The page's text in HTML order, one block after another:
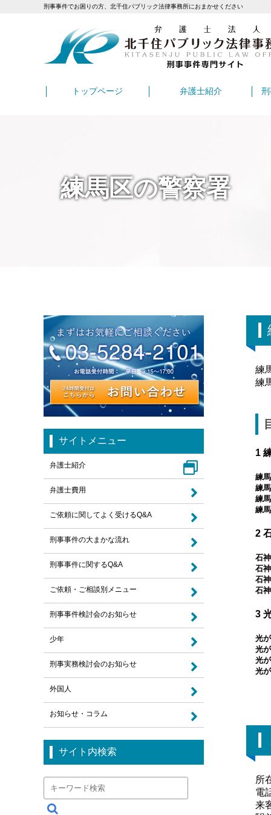
刑事事件でお困りの方、北千住パブリック法律事務所におまかせください
トップページ 弁護士紹介
練馬区の警察署
サイトメニュー
弁護士紹介
弁護士費用
ご依頼に関してよく受けるQ&A
刑事事件の大まかな流れ
刑事事件に関するQ&A
ご依頼・ご相談別メニュー
刑事事件検討会のお知らせ
少年
刑事実務検討会のお知らせ
外国人
お知らせ・コラム
サイト内検索
練
練
1
練
練
練
練
2
石
石
石
石
3
光
光
光
光
所
電
来